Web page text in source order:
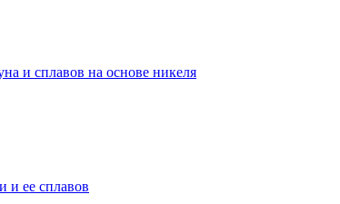
и сплавов на основе никеля
и ее сплавов